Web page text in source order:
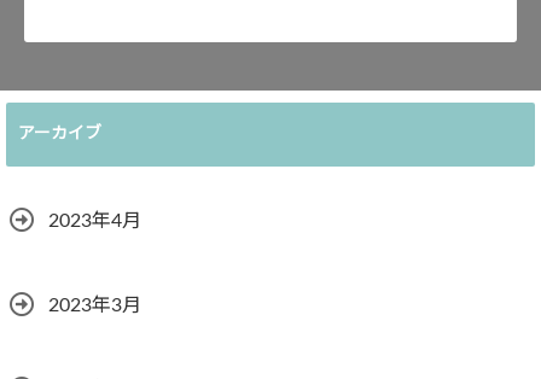
アーカイブ
2023年4月
2023年3月